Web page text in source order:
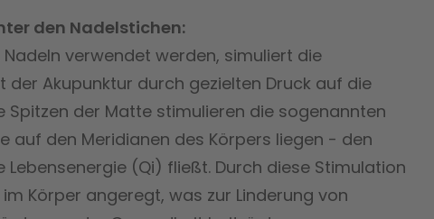
den Nadelstichen:
verwendet werden, simuliert die
der Akupunktur durch gezielten Druck auf die
Spitzen der Matte stimulieren die sogenannten
auf den Meridianen des Körpers liegen - den
Lebensenergie (Qi) fließt. Durch diese Stimulation
Körper angeregt, was zur Linderung von